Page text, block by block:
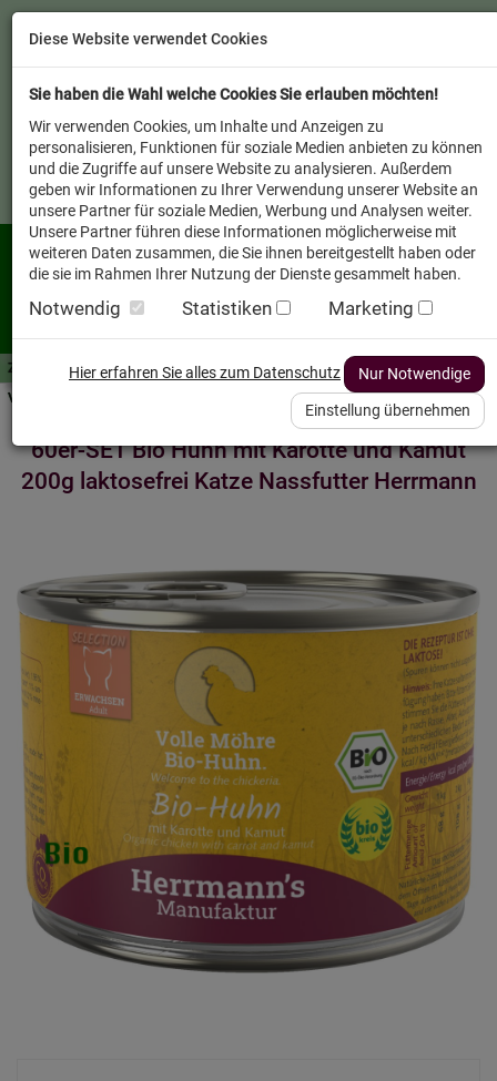
Zutaten A-Z Futterwissen mit Vorrat SPAREN AllesFinder
Service FAQ
Verkäufer vor Ort
60er-SET Bio Huhn mit Karotte und Kamut
200g laktosefrei Katze Nassfutter Herrmann
Diese Website verwendet Cookies
Sie haben die Wahl welche Cookies Sie erlauben möchten!
Wir verwenden Cookies, um Inhalte und Anzeigen zu
personalisieren, Funktionen für soziale Medien anbieten zu können
und die Zugriffe auf unsere Website zu analysieren. Außerdem
geben wir Informationen zu Ihrer Verwendung unserer Website an
unsere Partner für soziale Medien, Werbung und Analysen weiter.
Unsere Partner führen diese Informationen möglicherweise mit
weiteren Daten zusammen, die Sie ihnen bereitgestellt haben oder
die sie im Rahmen Ihrer Nutzung der Dienste gesammelt haben.
Notwendig Statistiken Marketing
Hier erfahren Sie alles zum Datenschutz Nur Notwendige
Einstellung übernehmen